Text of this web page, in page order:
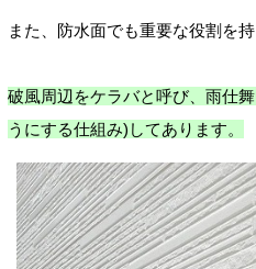
また、防水面でも重要な役割を持
破風周辺をケラバと呼び、雨仕
うにする仕組み)してあります。